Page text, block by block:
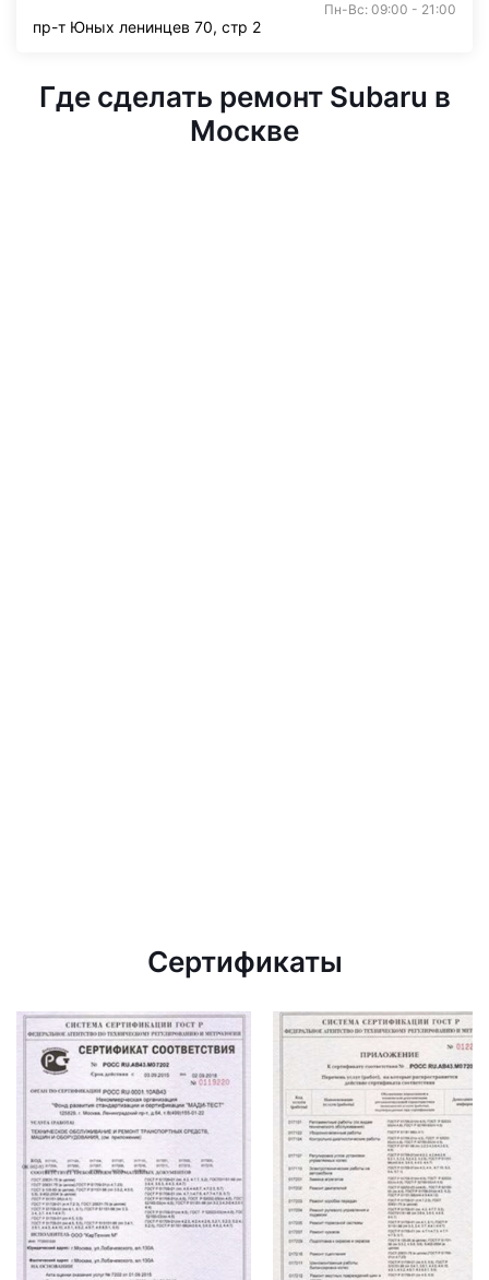
Пн-Вс: 09:00 - 21:00
пр-т Юных ленинцев 70, стр 2
Где сделать ремонт Subaru в
Москве
Сертификаты